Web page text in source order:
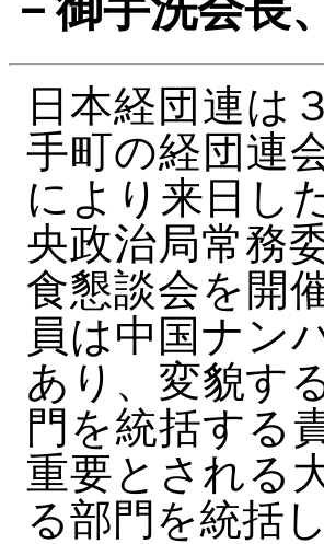
日本経団連は
手町の経団連
により来日し
央政治局常務
食懇談会を開
員は中国ナン
あり、変貌す
門を統括する
重要とされる
る部門を統括